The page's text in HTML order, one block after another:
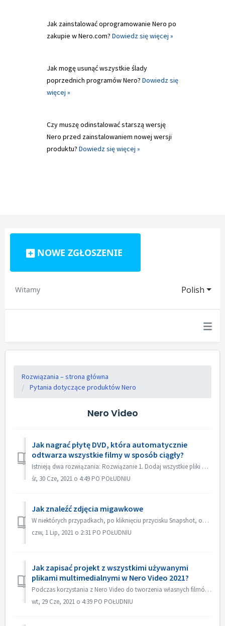
Jak zainstalować oprogramowanie Nero po
zakupie w Nero.com? Dowiedz się więcej »
Jak mogę usunąć wszystkie ślady
poprzednich programów Nero? Dowiedz się
więcej »
Czy muszę odinstalować starszą wersję
Nero przed zainstalowaniem nowej wersji
produktu? Dowiedz się więcej »
NOWE ZGŁOSZENIE
Polish
Witamy
Rozwiązania – strona główna
Pytania dotyczące produktów Nero
Nero Video
Jak nagrać płytę DVD, która automatycznie
odtwarza wszystkie filmy w sposób ciągły?
Istnieją dwa rozwiązania: Rozwiązanie 1. Dodaj wszystkie pliki wideo w jednym tytule. Na ekranie edycji zaimportuj wszystkie pliki wideo, które chcesz auto...
śr, 30 Cze, 2021 o 4:49 PO POŁUDNIU
Jak znaleźć zdjęcia migawkowe
W niektórych przypadkach, po kliknięciu przycisku Snapshot, obraz zrzutu nie jest wyświetlany w folderze My Media. Obraz można znaleźć w następujący sposób:...
czw, 1 Lip, 2021 o 2:31 PO POŁUDNIU
Jak zapisać projekt z wszystkimi używanymi
plikami multimedialnymi w Nero Video 2021?
Podczas korzystania z Nero Video do tworzenia własnych filmów, Nero Video może importować własne pliki multimedialne, takie jak wideo, muzyka lub obrazy z r...
wt, 29 Cze, 2021 o 4:39 PO POŁUDNIU